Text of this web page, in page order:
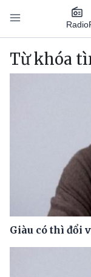
Nhảy đến nội dung
Radio
Main
Từ khóa
Giàu có thì đổi